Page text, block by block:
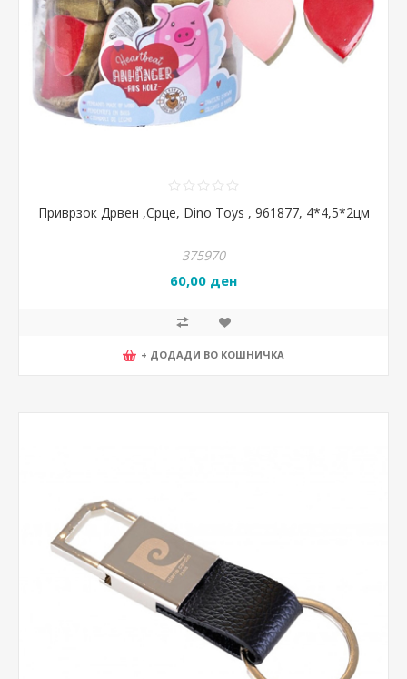
Приврзок Дрвен ,Срце, Dino Toys , 961877, 4*4,5*2цм
375970
60,00 ден
+ ДОДАДИ ВО КОШНИЧКА